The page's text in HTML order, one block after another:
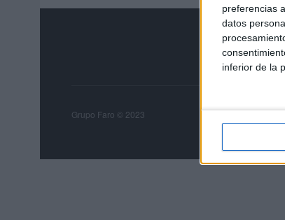
preferencias
datos
inferior de la
Grupo Faro
Grupo Faro © 2023